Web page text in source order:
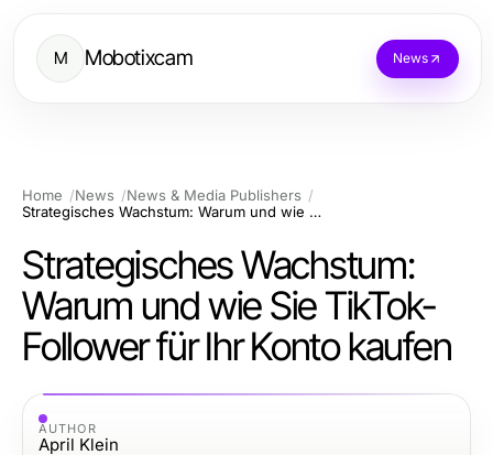
M Mobotixcam News
Home News
News & Media Publishers
Strategisches Wachstum: Warum und wie Sie TikTok-Follower für Ihr Konto kaufen
Strategisches Wachstum:
Warum und wie Sie TikTok-
Follower für Ihr Konto kaufen
AUTHOR
April Klein